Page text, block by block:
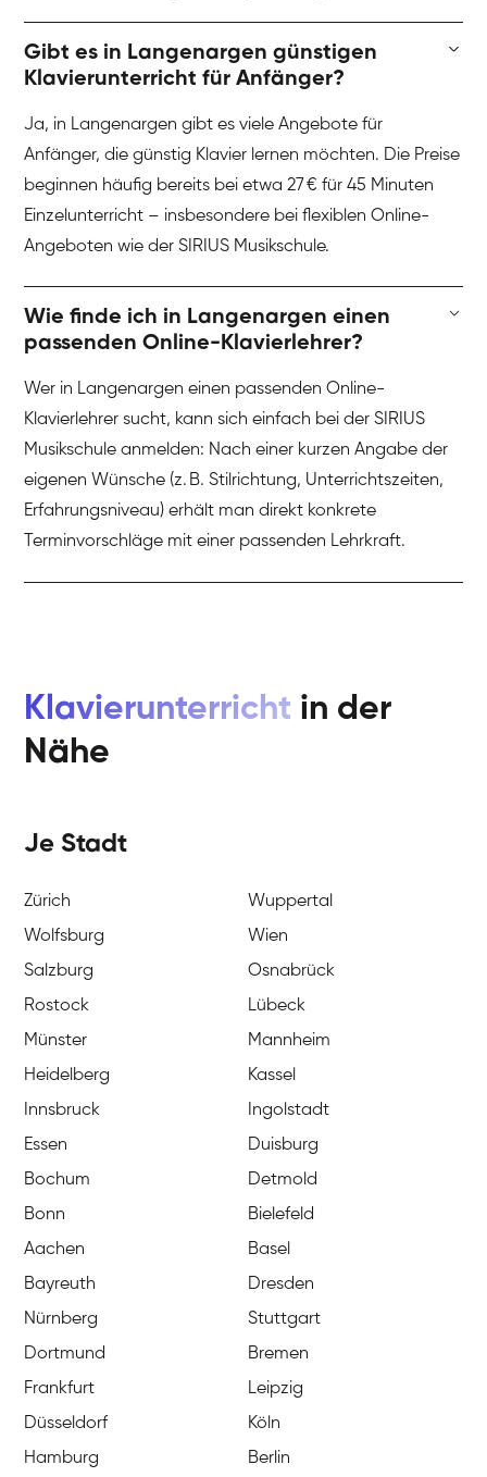
Gibt es in Langenargen günstigen
Klavierunterricht für Anfänger?
Ja, in Langenargen gibt es viele Angebote für
Anfänger, die günstig Klavier lernen möchten. Die Preise
beginnen häufig bereits bei etwa 27 € für 45 Minuten
Einzelunterricht – insbesondere bei flexiblen Online-
Angeboten wie der SIRIUS Musikschule.
Wie finde ich in Langenargen einen
passenden Online-Klavierlehrer?
Wer in Langenargen einen passenden Online-
Klavierlehrer sucht, kann sich einfach bei der SIRIUS
Musikschule anmelden: Nach einer kurzen Angabe der
eigenen Wünsche (z. B. Stilrichtung, Unterrichtszeiten,
Erfahrungsniveau) erhält man direkt konkrete
Terminvorschläge mit einer passenden Lehrkraft.
Klavierunterricht in der
Nähe
Je Stadt
Zürich
Wuppertal
Wolfsburg
Wien
Salzburg
Osnabrück
Rostock
Lübeck
Münster
Mannheim
Heidelberg
Kassel
Innsbruck
Ingolstadt
Essen
Duisburg
Bochum
Detmold
Bonn
Bielefeld
Aachen
Basel
Bayreuth
Dresden
Nürnberg
Stuttgart
Dortmund
Bremen
Frankfurt
Leipzig
Düsseldorf
Köln
Hamburg
Berlin